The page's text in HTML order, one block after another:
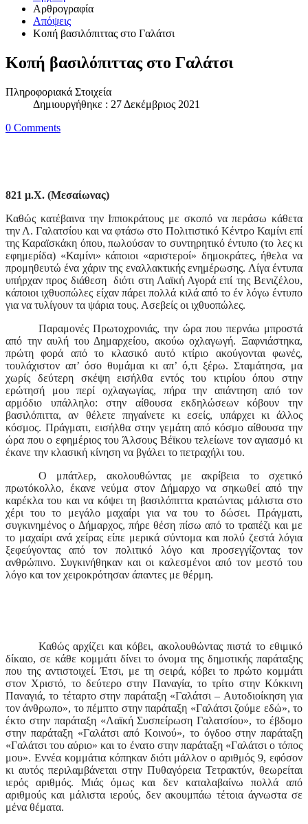
Αρθρογραφία
Απόψεις
Κοπή βασιλόπιττας στο Γαλάτσι
Κοπή βασιλόπιττας στο Γαλάτσι
Πληροφοριακά Στοιχεία
Δημιουργήθηκε : 27 Δεκέμβριος 2021
0 Comments
821 μ.Χ. (Μεσαίωνας)
Καθώς κατέβαινα την Ιπποκράτους με σκοπό να περάσω κάθετα
την Λ. Γαλατσίου και να φτάσω στο Πολιτιστικό Κέντρο Καμίνι επί
της Καραϊσκάκη όπου, πωλούσαν το συντηρητικό έντυπο (το λες κι
εφημερίδα) «Καμίνι» κάποιοι «αριστεροί» δημοκράτες, ήθελα να
προμηθευτώ ένα χάριν της εναλλακτικής ενημέρωσης. Λίγα έντυπα
υπήρχαν προς διάθεση διότι στη Λαϊκή Αγορά επί της Βενιζέλου,
κάποιοι ιχθυοπώλες είχαν πάρει πολλά κιλά από το έν λόγω έντυπο
για να τυλίγουν τα ψάρια τους. Ασεβείς οι ιχθυοπώλες.
Παραμονές Πρωτοχρονιάς, την ώρα που περνάω μπροστά
από την αυλή του Δημαρχείου, ακούω οχλαγωγή. Ξαφνιάστηκα,
πρώτη φορά από το κλασικό αυτό κτίριο ακούγονται φωνές,
τουλάχιστον απ’ όσο θυμάμαι κι απ’ ό,τι ξέρω. Σταμάτησα, μα
χωρίς δεύτερη σκέψη εισήλθα εντός του κτιρίου όπου στην
ερώτησή μου περί οχλαγωγίας, πήρα την απάντηση από τον
αρμόδιο υπάλληλο: στην αίθουσα εκδηλώσεων κόβουν την
βασιλόπιττα, αν θέλετε πηγαίνετε κι εσείς, υπάρχει κι άλλος
κόσμος. Πράγματι, εισήλθα στην γεμάτη από κόσμο αίθουσα την
ώρα που ο εφημέριος του Άλσους Βέϊκου τελείωνε τον αγιασμό κι
έκανε την κλασική κίνηση να βγάλει το πετραχήλι του.
Ο μπάτλερ, ακολουθώντας με ακρίβεια το σχετικό
πρωτόκολλο, έκανε νεύμα στον Δήμαρχο να σηκωθεί από την
καρέκλα του και να κόψει τη βασιλόπιττα κρατώντας μάλιστα στο
χέρι του το μεγάλο μαχαίρι για να του το δώσει. Πράγματι,
συγκινημένος ο Δήμαρχος, πήρε θέση πίσω από το τραπέζι και με
το μαχαίρι ανά χείρας είπε μερικά σύντομα και πολύ ζεστά λόγια
ξεφεύγοντας από τον πολιτικό λόγο και προσεγγίζοντας τον
ανθρώπινο. Συγκινήθηκαν και οι καλεσμένοι από τον μεστό του
λόγο και τον χειροκρότησαν άπαντες με θέρμη.
Καθώς αρχίζει και κόβει, ακολουθώντας πιστά το εθιμικό
δίκαιο, σε κάθε κομμάτι δίνει το όνομα της δημοτικής παράταξης
που της αντιστοιχεί. Έτσι, με τη σειρά, κόβει το πρώτο κομμάτι
στον Χριστό, το δεύτερο στην Παναγία, το τρίτο στην Κόκκινη
Παναγιά, το τέταρτο στην παράταξη «Γαλάτσι – Αυτοδιοίκηση για
τον άνθρωπο», το πέμπτο στην παράταξη «Γαλάτσι ζούμε εδώ», το
έκτο στην παράταξη «Λαϊκή Συσπείρωση Γαλατσίου», το έβδομο
στην παράταξη «Γαλάτσι από Κοινού», το όγδοο στην παράταξη
«Γαλάτσι του αύριο» και το ένατο στην παράταξη «Γαλάτσι ο τόπος
μου». Εννέα κομμάτια κόπηκαν διότι μάλλον ο αριθμός 9, εφόσον
κι αυτός περιλαμβάνεται στην Πυθαγόρεια Τετρακτύν, θεωρείται
ιερός αριθμός. Μιάς όμως και δεν καταλαβαίνω πολλά από
αριθμούς και μάλιστα ιερούς, δεν ακουμπάω τέτοια άγνωστα σε
μένα θέματα.